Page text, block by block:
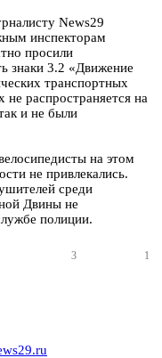
News29
инспекторам
просили
знаки 3.2 «Движение
транспортных
не распространяется на
и не были
на этом
не привлекались.
среди
Двины не
полиции.
3 1